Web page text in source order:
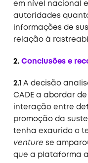
em nível nacional
autoridades
informações de
relação à
2.Conclusões e
2.1 A decisão
CADE a abordar
interação entre
promoção da
tenha exaurido o
venture se
que a plataforma